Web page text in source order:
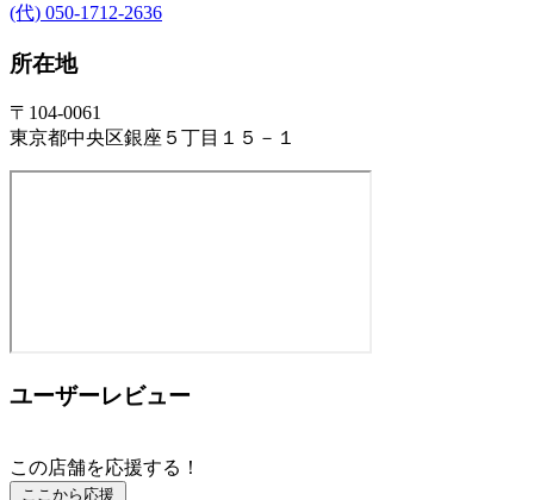
(代) 050-1712-2636
所在地
〒104-0061
東京都中央区銀座５丁目１５－１
ユーザーレビュー
この店舗を応援する！
ここから応援